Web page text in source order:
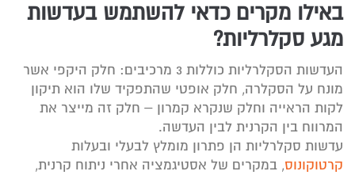
באילו מקרים כדאי להשתמש בעדשות
מגע סקלרליות?
העדשות הסקלרליות כוללות 3 מרכיבים: חלק היקפי אשר
מונח על הסקלרה, חלק אופטי שהתפקיד שלו הוא תיקון
לקות הראייה וחלק שנקרא קמרון – חלק זה מייצר את
המרווח בין הקרנית לבין העדשה.
עדשות סקלרליות הן פתרון מומלץ לבעלי ובעלות
קרטוקונוס, במקרים של אסטיגמציה אחרי ניתוח קרנית,